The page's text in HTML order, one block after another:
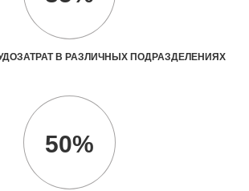
В РАЗЛИЧНЫХ ПОДРАЗДЕЛЕНИЯХ
50%